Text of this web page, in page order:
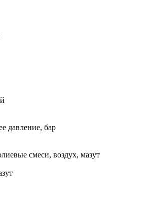
давление, бар
смеси, воздух, мазут